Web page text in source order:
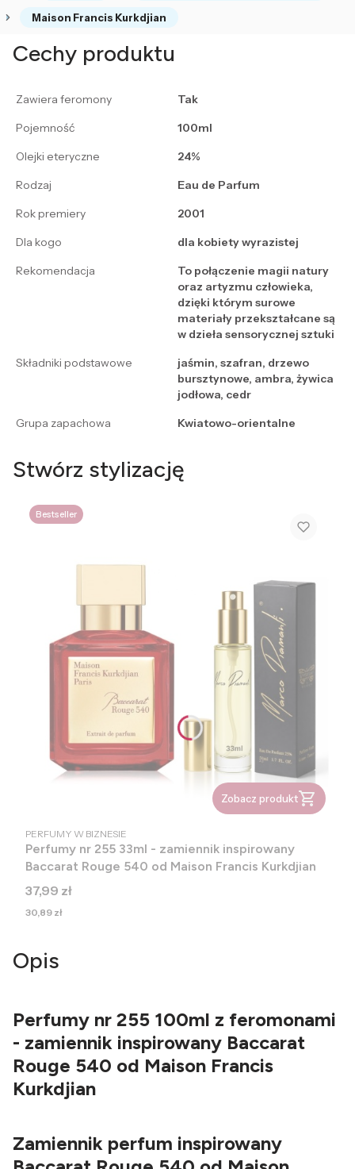
Maison Francis Kurkdjian
Cechy produktu
Zawiera feromony
Tak
Pojemność
100ml
Olejki eteryczne
24%
Rodzaj
Eau de Parfum
Rok premiery
2001
Dla kogo
dla kobiety wyrazistej
Rekomendacja
To połączenie magii natury
oraz artyzmu człowieka,
dzięki którym surowe
materiały przekształcane są
w dzieła sensorycznej sztuki
Składniki podstawowe
jaśmin, szafran, drzewo
bursztynowe, ambra, żywica
jodłowa, cedr
Grupa zapachowa
Kwiatowo-orientalne
Stwórz stylizację
Bestseller
Zobacz produkt
PRODUCENT
PERFUMY W BIZNESIE
Perfumy nr 255 33ml - zamiennik inspirowany
Baccarat Rouge 540 od Maison Francis Kurkdjian
Cena
37,99 zł
Cena
30,89 zł
Opis
Perfumy nr 255 100ml z feromonami
- zamiennik inspirowany Baccarat
Rouge 540 od Maison Francis
Kurkdjian
Zamiennik perfum inspirowany